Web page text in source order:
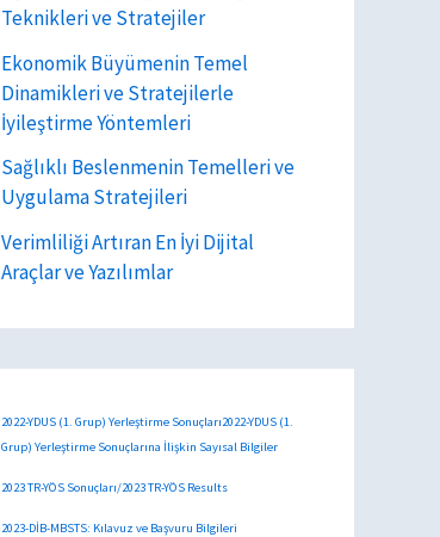
Teknikleri ve Stratejiler
Ekonomik Büyümenin Temel
Dinamikleri ve Stratejilerle
İyileştirme Yöntemleri
Sağlıklı Beslenmenin Temelleri ve
Uygulama Stratejileri
Verimliliği Artıran En İyi Dijital
Araçlar ve Yazılımlar
2022-YDUS (1. Grup) Yerleştirme Sonuçları2022-YDUS (1.
Grup) Yerleştirme Sonuçlarına İlişkin Sayısal Bilgiler
2023 TR-YÖS Sonuçları/2023 TR-YÖS Results
2023-DİB-MBSTS: Kılavuz ve Başvuru Bilgileri